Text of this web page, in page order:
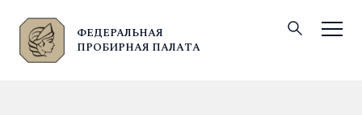
ФЕДЕРАЛЬНАЯ
ПРОБИРНАЯ ПАЛАТА
© Федеральная пробирная палата, 2026